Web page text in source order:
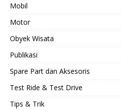
Mobil
Motor
Obyek Wisata
Publikasi
Spare Part dan Aksesoris
Test Ride & Test Drive
Tips & Trik